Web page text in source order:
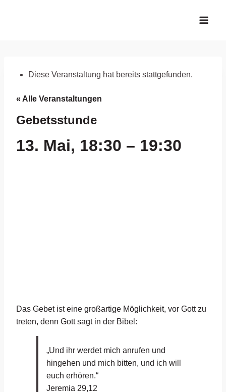
Diese Veranstaltung hat bereits stattgefunden.
« Alle Veranstaltungen
Gebetsstunde
13. Mai, 18:30 – 19:30
Das Gebet ist eine großartige Möglichkeit, vor Gott zu
treten, denn Gott sagt in der Bibel:
„Und ihr werdet mich anrufen und
hingehen und mich bitten, und ich will
euch erhören.“
Jeremia 29,12